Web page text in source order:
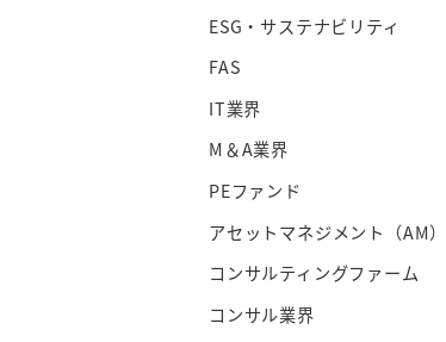
ESG・サステナビリティ
FAS
IT業界
M＆A業界
PEファンド
アセットマネジメント（AM）
コンサルティングファーム
コンサル業界